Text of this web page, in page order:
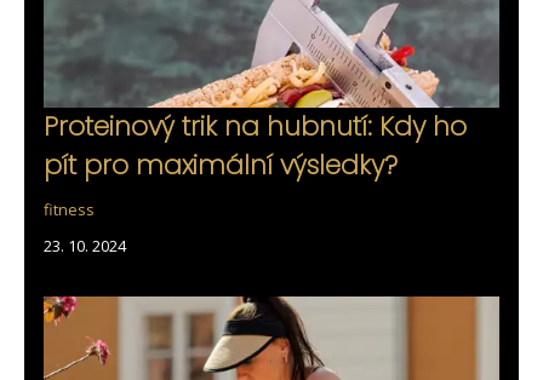
Proteinový trik na hubnutí: Kdy ho
pít pro maximální výsledky?
fitness
23. 10. 2024